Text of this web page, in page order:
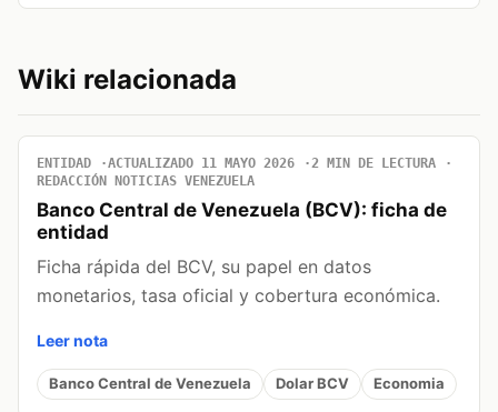
Wiki relacionada
ENTIDAD ACTUALIZADO 11 MAYO 2026
2 MIN DE LECTURA
REDACCIÓN NOTICIAS VENEZUELA
Banco Central de Venezuela (BCV): ficha de
entidad
Ficha rápida del BCV, su papel en datos
monetarios, tasa oficial y cobertura económica.
Leer nota
Banco Central de Venezuela Dolar BCV Economia